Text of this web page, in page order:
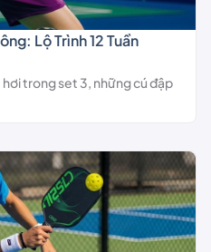
Lộ Trình 12 Tuần
trong set 3, những cú đập